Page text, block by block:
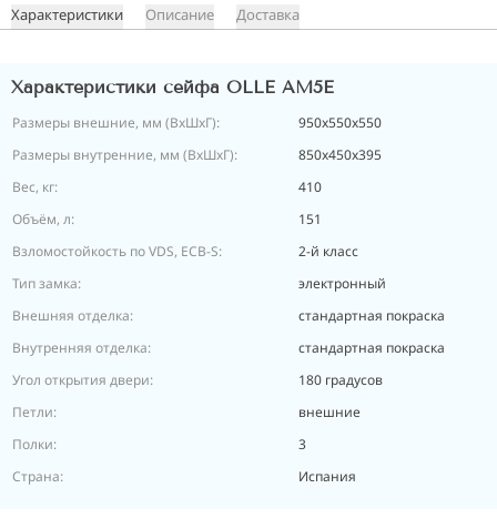
Характеристики Описание Доставка
Характеристики сейфа OLLE AM5E
Размеры внешние, мм (ВхШхГ):
950x550x550
Размеры внутренние, мм (ВхШхГ):
850х450х395
Вес, кг:
410
Объём, л:
151
Взломостойкость по VDS, ECB-S:
2-й класс
Тип замка:
электронный
Внешняя отделка:
стандартная покраска
Внутренняя отделка:
стандартная покраска
Угол открытия двери:
180 градусов
Петли:
внешние
Полки:
3
Страна:
Испания